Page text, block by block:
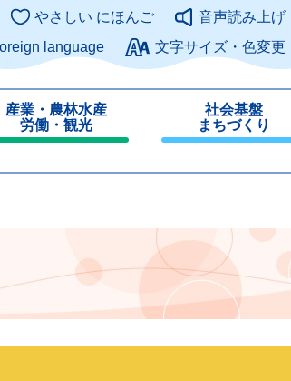
このページの本文へ
やさしい にほんご
音声読み上げ
language
文字サイズ・色変更
産業・農林水産
労働・観光
社会基盤
まちづくり
じ